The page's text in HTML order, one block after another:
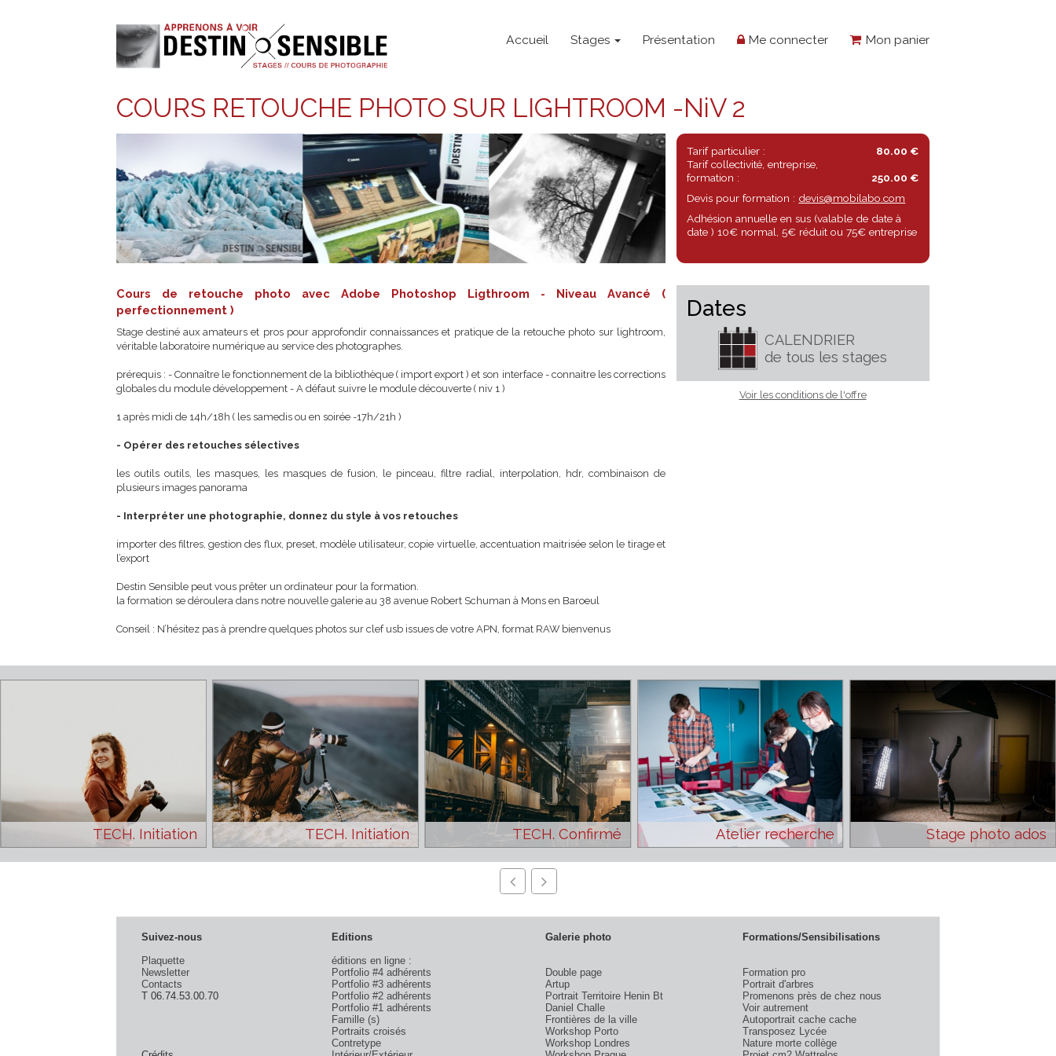
Accueil Stages Présentation Me connecter
COURS RETOUCHE PHOTO SUR LIGHTROOM -NiV 2
Cours de retouche photo avec Adobe Photoshop Ligthroom - Niveau Avancé (
perfectionnement )
Stage destiné aux amateurs et pros pour approfondir connaissances et pratique de la retouche photo sur lightroom,
véritable laboratoire numérique au service des photographes.
globales du module développement - A défaut suivre le module découverte ( niv 1 )
1 après midi de 14h/18h ( les samedis ou en soirée -17h/21h )
- Opérer des retouches sélectives
les outils outils, les masques, les masques de fusion, le pinceau, filtre radial, interpolation, hdr, combinaison de
- Interpréter une photographie, donnez du style à vos retouches
importer des filtres, gestion des flux, preset, modèle utilisateur, copie virtuelle, accentuation maitrisée selon le tirage et
l’export
Destin Sensible peut vous prêter un ordinateur pour la formation.
Conseil : N’hésitez pas à prendre quelques photos sur clef usb issues de votre APN, format RAW bienvenus
Tarif particulier :
Tarif collectivité, entreprise,
formation :
Devis pour formation :devis@mobilabo.com
Adhésion annuelle en sus (valable de date à
Dates
CALENDRIER
de tous les stages
Editions Galerie photo Formations/Sensibilisations
éditions en ligne :